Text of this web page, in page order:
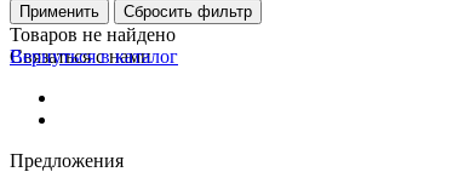
Применить Сбросить фильтр
Товаров не найдено
Вернуться в каталог
Связаться с нами
Предложения